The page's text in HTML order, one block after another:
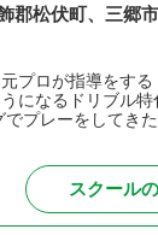
飾郡松伏町、三
プロが指導をす
になるドリブル
プレーをしてきた
スクール